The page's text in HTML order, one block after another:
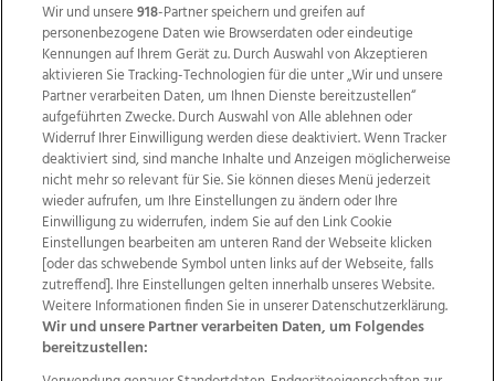
Wir über uns Mediadaten Kontakt
Jobs
Datenschutz
Impressum
AGB Anzeigekunden
AGB Website
Ehrenkodex Politische Werbung
Wir und unsere918-Partner speichern und greifen auf
personenbezogene Daten wie Browserdaten oder eindeutige
Kennungen auf Ihrem Gerät zu. Durch Auswahl von Akzeptieren
aktivieren Sie Tracking-Technologien für die unter „Wir und unsere
Partner verarbeiten Daten, um Ihnen Dienste bereitzustellen“
aufgeführten Zwecke. Durch Auswahl von Alle ablehnen oder
Widerruf Ihrer Einwilligung werden diese deaktiviert. Wenn Tracker
deaktiviert sind, sind manche Inhalte und Anzeigen möglicherweise
nicht mehr so relevant für Sie. Sie können dieses Menü jederzeit
wieder aufrufen, um Ihre Einstellungen zu ändern oder Ihre
Einwilligung zu widerrufen, indem Sie auf den Link Cookie
Einstellungen bearbeiten am unteren Rand der Webseite klicken
[oder das schwebende Symbol unten links auf der Webseite, falls
zutreffend]. Ihre Einstellungen gelten innerhalb unseres Website.
Weitere Informationen finden Sie in unserer Datenschutzerklärung.
Wir und unsere Partner verarbeiten Daten, um Folgendes
bereitzustellen: